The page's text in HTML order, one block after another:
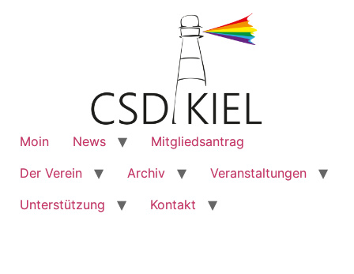
Moin News
Mitgliedsantrag
Der Verein
Archiv
Veranstaltungen
Unterstützung
Kontakt